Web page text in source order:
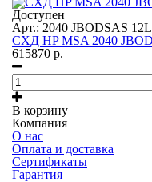
Доступен
Арт.: 2040 JBODSAS
СХД HP MSA 2040
615870 р.
В корзину
Компания
О нас
Оплата и доставка
Сертификаты
Гарантия